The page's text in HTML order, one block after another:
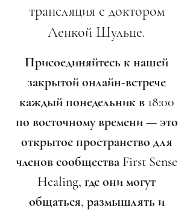
трансляция с доктором
Ленкой Шульце.
Присоединяйтесь к нашей
закрытой онлайн-встрече
каждый понедельник в 18:00
по восточному времени — это
открытое пространство для
членов сообщества First Sense
Healing, где они могут
общаться, размышлять и